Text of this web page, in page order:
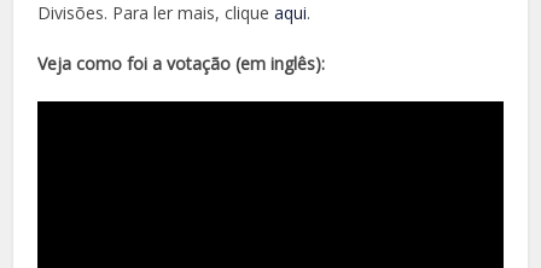
Divisões. Para ler mais, cliqueaqui.
Veja como foi a votação (em inglês):